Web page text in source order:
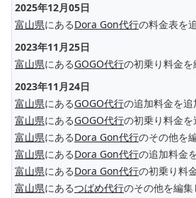
2025年12月05日
富山県にあるDora Gon代行の料金表を
2023年11月25日
富山県にあるGOGO代行の初乗り料金を
2023年11月24日
富山県にあるGOGO代行の追加料金を追
富山県にあるGOGO代行の初乗り料金を
富山県にあるDora Gon代行のその他を
富山県にあるDora Gon代行の追加料金
富山県にあるDora Gon代行の初乗り料
富山県にあるつばめ代行のその他を編集